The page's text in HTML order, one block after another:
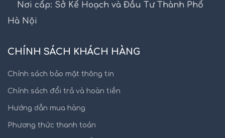
Nơi cấp: Sở Kế Hoạch và Đầu Tư Thành Phố
Hà Nội
CHÍNH SÁCH KHÁCH HÀNG
Chính sách bảo mật thông tin
Chính sách đổi trả và hoàn tiền
Hướng dẫn mua hàng
Phương thức thanh toán